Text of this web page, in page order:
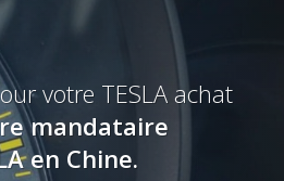
votre TESLA achat
mandataire
en Chine.